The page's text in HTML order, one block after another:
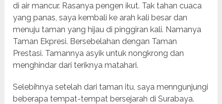
di air mancur. Rasanya pengen ikut. Tak tahan cuaca
yang panas, saya kembali ke arah kali besar dan
menuju taman yang hijau di pinggiran kali. Namanya
Taman Ekpresi. Bersebelahan dengan Taman
Prestasi. Tamannya asyik untuk nongkrong dan
menghindar dari teriknya matahari.
Selebihnya setelah dari taman itu, saya menngunjungi
beberapa tempat-tempat bersejarah di Surabaya.